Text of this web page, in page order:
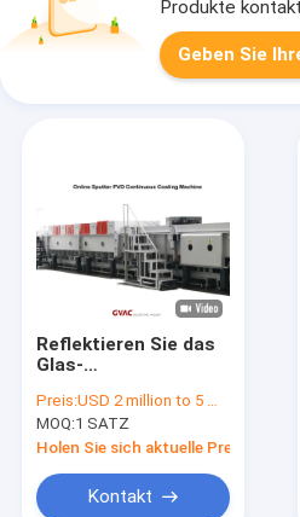
Produkte
Geben Sie
Reflektieren Sie das
Glas-
Spritzen der PVD-
Beschichtungs-
Maschinen-niedrige E
Preis:USD 2 million to 5 million
MOQ:1 SATZ
Holen Sie sich aktuelle Preis
Kontakt